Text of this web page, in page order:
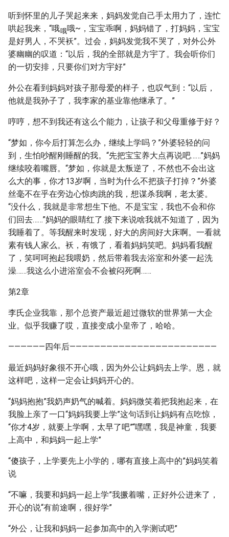
听到怀里的儿子哭起来来，妈妈发觉自己手太用力了，连忙
哄起我来，“哦哦哦~，宝宝乖啊，妈妈错了，打妈妈，宝宝
是好男人，不哭袄”。过会，妈妈发觉我不哭了，对外公外
婆幽幽的叹道：“以后，我的全部就是方宇了。我会听你们
的一切安排，只要你们对方宇好”
外公在看到妈妈对孩子那母爱的样子，也叹气到：“以后，
他就是我孙子了，我李家的基业靠他继承了。”
哼哼，想不到我还有这么个能力，让孩子和父母重修于好？
“梦如，你今后打算怎么办，继续上学吗？”外婆轻轻的问
到，生怕吵醒刚睡醒的我。“先把宝宝养大点再说吧……”妈妈
继续咬着嘴唇。“梦如，你就是太叛逆了，不然也不会出这
么大的事，你才13岁啊，当时为什么不把孩子打掉？”外婆
丝毫不在乎在旁边心惊肉跳的我，想谋杀我啊，老太婆。
“没什么，我就是非常想生下他。不是宝宝，我也不会和你
们回去……”妈妈的眼睛红了.接下来说啥我就不知道了，因为
我睡着了。等我醒来时发现，好大的房间好大床啊。一看就
素有钱人家么。袄，有饿了，看着妈妈笑吧。妈妈看我醒
了，笑呵呵抱起我喂奶，然后带着我去浴室和外婆一起洗
澡……我这么小进浴室会不会被闷死啊……
第2章
李氏企业我靠，那个总资产最近超过微软的世界第一大企
业。似乎我赚了哎，直接变成小皇帝了，哈哈。
——————四年后————————————————————————
最近妈妈好象很不开心哦，因为外公让妈妈去上学。恩，就
这样吧，这样一定会让妈妈开心的。
“妈妈抱抱”我奶声奶气的喊着。妈妈微笑着把我抱起来，在
我脸上亲了一口“妈妈我要上学”这句话到让妈妈有点吃惊，
“你才4岁，就要上学啊，太早了吧”“嘿嘿，我是神童，我要
上高中，和妈妈一起上学”
“傻孩子，上学要先上小学的，哪有直接上高中的”妈妈笑着
说
“不嘛，我要和妈妈一起上学”我撅着嘴，正好外公进来了，
开心的说“有前途啊，很好学”
“外公，让我和妈妈一起参加高中的入学测试吧”